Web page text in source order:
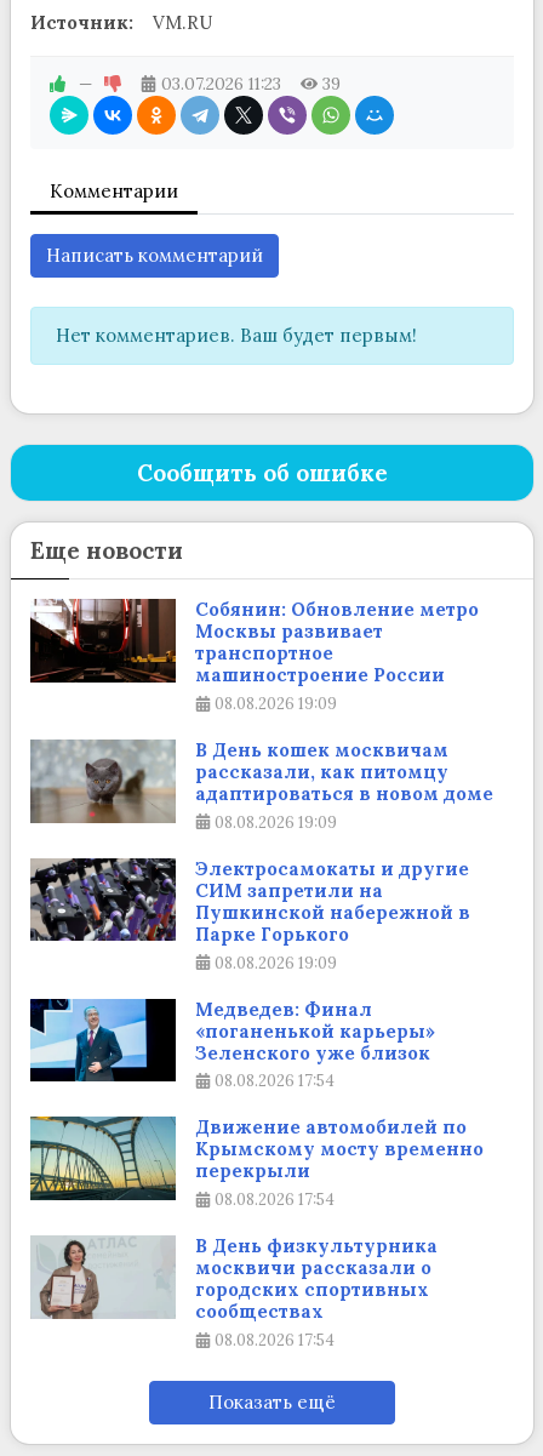
Источник:
VM.RU
— 03.07.2026 11:23 39
Комментарии
Написать комментарий
Нет комментариев. Ваш будет первым!
Сообщить об ошибке
Еще новости
Собянин: Обновление метро
Москвы развивает
транспортное
машиностроение России
08.08.2026 19:09
В День кошек москвичам
рассказали, как питомцу
адаптироваться в новом доме
08.08.2026 19:09
Электросамокаты и другие
СИМ запретили на
Пушкинской набережной в
Парке Горького
08.08.2026 19:09
Медведев: Финал
«поганенькой карьеры»
Зеленского уже близок
08.08.2026 17:54
Движение автомобилей по
Крымскому мосту временно
перекрыли
08.08.2026 17:54
В День физкультурника
москвичи рассказали о
городских спортивных
сообществах
08.08.2026 17:54
Показать ещё